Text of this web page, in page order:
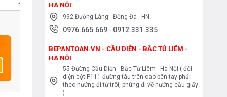
HÀ NỘI
992 Đường Láng - Đống Đa - HN
0976.665.669 - 0912.331.335
BEPANTOAN.VN - CẦU DIỄN - BẮC TỪ LIÊM -
HÀ NỘI
55 Đường Cầu Diễn - Bắc Từ Liêm - Hà Nội ( đối
diện cột P111 đường tàu trên cao bên tay phải
theo hướng đi từ trôi, phùng đi về hướng cầu giấy
)